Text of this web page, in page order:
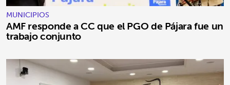
MUNICIPIOS
AMF responde a CC que el PGO de Pájara fue un
trabajo conjunto